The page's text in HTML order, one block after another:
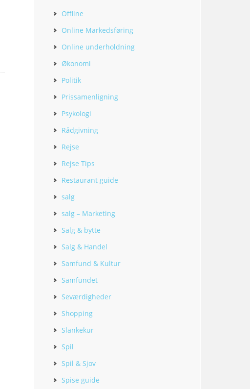
Offline
Online Markedsføring
Online underholdning
Økonomi
Politik
Prissamenligning
Psykologi
Rådgivning
Rejse
Rejse Tips
Restaurant guide
salg
salg – Marketing
Salg & bytte
Salg & Handel
Samfund & Kultur
Samfundet
Seværdigheder
Shopping
Slankekur
Spil
Spil & Sjov
Spise guide